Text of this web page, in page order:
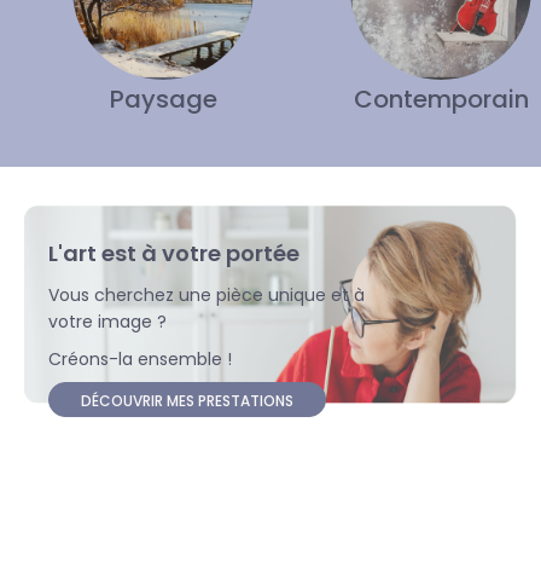
Paysage Contemporain
L'art est à votre portée
Vous cherchez une pièce unique et à
votre image ?
Créons-la ensemble !
DÉCOUVRIR MES PRESTATIONS